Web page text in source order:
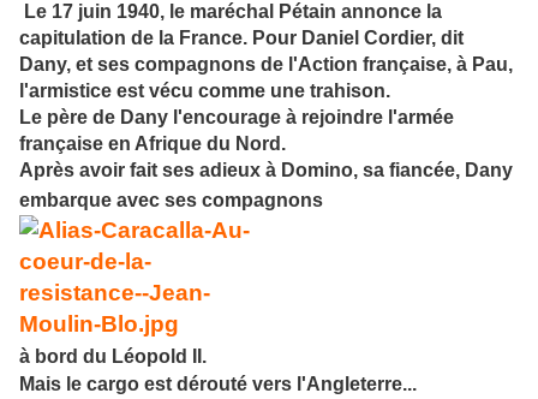
Le 17 juin 1940, le maréchal Pétain annonce la
capitulation de la France. Pour Daniel Cordier, dit
Dany, et ses compagnons de l'Action française, à Pau,
l'armistice est vécu comme une trahison.
Le père de Dany l'encourage à rejoindre l'armée
française en Afrique du Nord.
Après avoir fait ses adieux à Domino, sa fiancée, Dany
embarque avec ses compagnons
à bord du Léopold II.
Mais le cargo est dérouté vers l'Angleterre...